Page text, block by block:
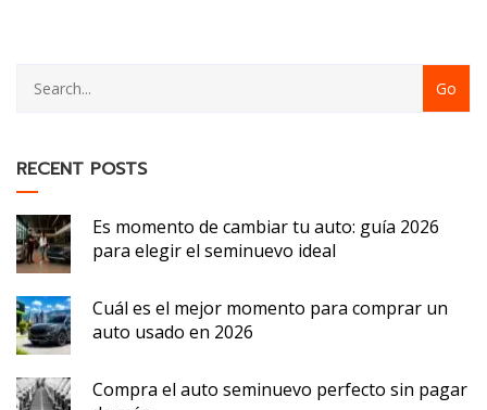
RECENT POSTS
Es momento de cambiar tu auto: guía 2026
para elegir el seminuevo ideal
Cuál es el mejor momento para comprar un
auto usado en 2026
Compra el auto seminuevo perfecto sin pagar
WITH